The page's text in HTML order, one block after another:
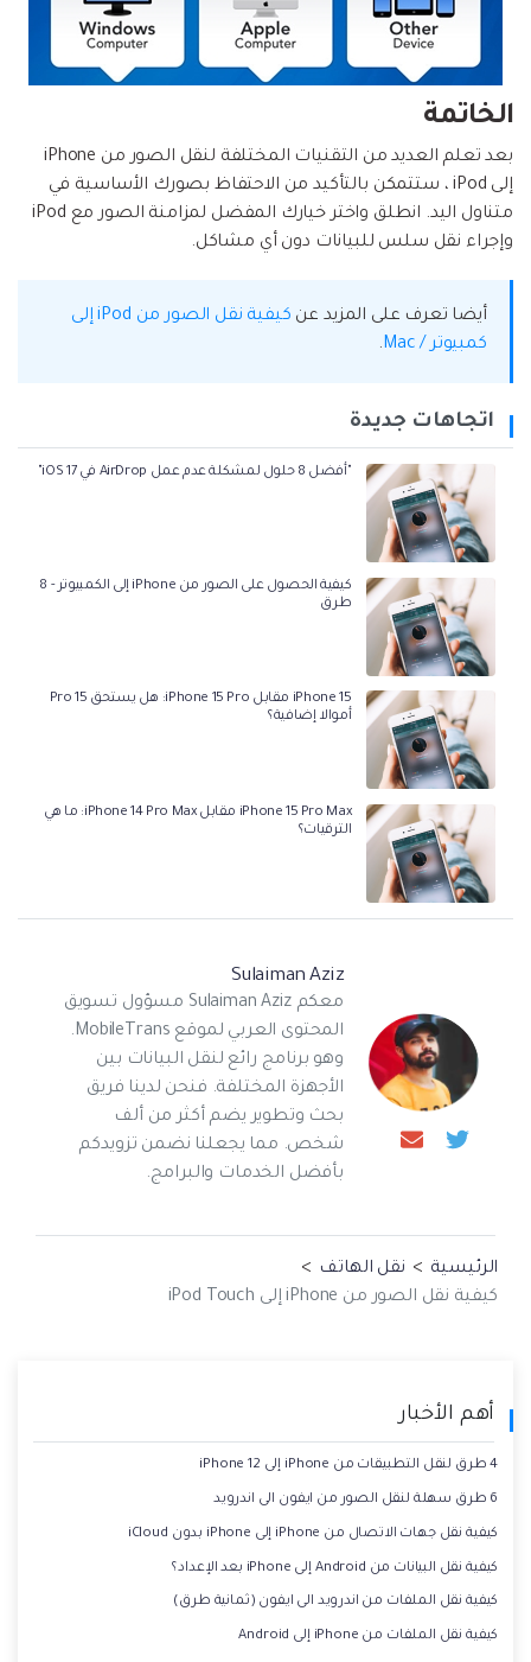
الخاتمة
بعد تعلم العديد من التقنيات المختلفة لنقل الصور من iPhone
إلى iPod ، ستتمكن بالتأكيد من الاحتفاظ بصورك الأساسية في
متناول اليد. انطلق واختر خيارك المفضل لمزامنة الصور مع iPod
وإجراء نقل سلس للبيانات دون أي مشاكل.
أيضا تعرف على المزيد عن
كيفية نقل الصور من iPod إلى
كمبيوتر / Mac
.
اتجاهات جديدة
"أفضل 8 حلول لمشكلة عدم عمل AirDrop في iOS 17"
كيفية الحصول على الصور من iPhone إلى الكمبيوتر - 8
طرق
iPhone 15 مقابل iPhone 15 Pro: هل يستحق 15 Pro
أموالا إضافية؟
iPhone 15 Pro Max مقابل iPhone 14 Pro Max: ما هي
الترقيات؟
Sulaiman Aziz
معكم Sulaiman Aziz مسؤول تسويق
المحتوى العربي لموقع MobileTrans.
وهو برنامج رائع لنقل البيانات بين
الأجهزة المختلفة. فنحن لدينا فريق
بحث وتطوير يضم أكثر من ألف
شخص. مما يجعلنا نضمن تزويدكم
بأفضل الخدمات والبرامج.
الرئيسية > نقل الهاتف >
كيفية نقل الصور من iPhone إلى iPod Touch
أهم الأخبار
4 طرق لنقل التطبيقات من iPhone إلى iPhone 12
6 طرق سهلة لنقل الصور من ايفون الى اندرويد
كيفية نقل جهات الاتصال من iPhone إلى iPhone بدون iCloud
كيفية نقل البيانات من Android إلى iPhone بعد الإعداد؟
كيفية نقل الملفات من اندرويد الى ايفون (ثمانية طرق)
كيفية نقل الملفات من iPhone إلى Android